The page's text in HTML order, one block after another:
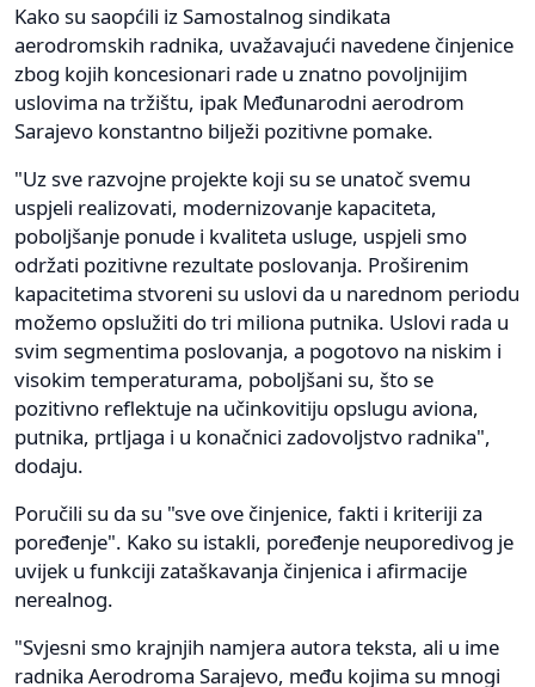
Kako su saopćili iz Samostalnog sindikata
aerodromskih radnika, uvažavajući navedene činjenice
zbog kojih koncesionari rade u znatno povoljnijim
uslovima na tržištu, ipak Međunarodni aerodrom
Sarajevo konstantno bilježi pozitivne pomake.
"Uz sve razvojne projekte koji su se unatoč svemu
uspjeli realizovati, modernizovanje kapaciteta,
poboljšanje ponude i kvaliteta usluge, uspjeli smo
održati pozitivne rezultate poslovanja. Proširenim
kapacitetima stvoreni su uslovi da u narednom periodu
možemo opslužiti do tri miliona putnika. Uslovi rada u
svim segmentima poslovanja, a pogotovo na niskim i
visokim temperaturama, poboljšani su, što se
pozitivno reflektuje na učinkovitiju opslugu aviona,
putnika, prtljaga i u konačnici zadovoljstvo radnika",
dodaju.
Poručili su da su "sve ove činjenice, fakti i kriteriji za
poređenje". Kako su istakli, poređenje neuporedivog je
uvijek u funkciji zataškavanja činjenica i afirmacije
nerealnog.
"Svjesni smo krajnjih namjera autora teksta, ali u ime
radnika Aerodroma Sarajevo, među kojima su mnogi